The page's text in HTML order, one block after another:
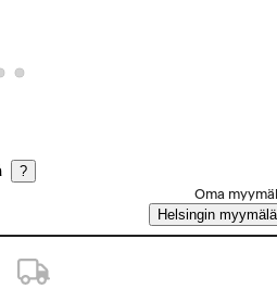
1
2
Katso tuotekuva 3
Katso tuotekuva 4
?
Oma
Helsingin myymälä